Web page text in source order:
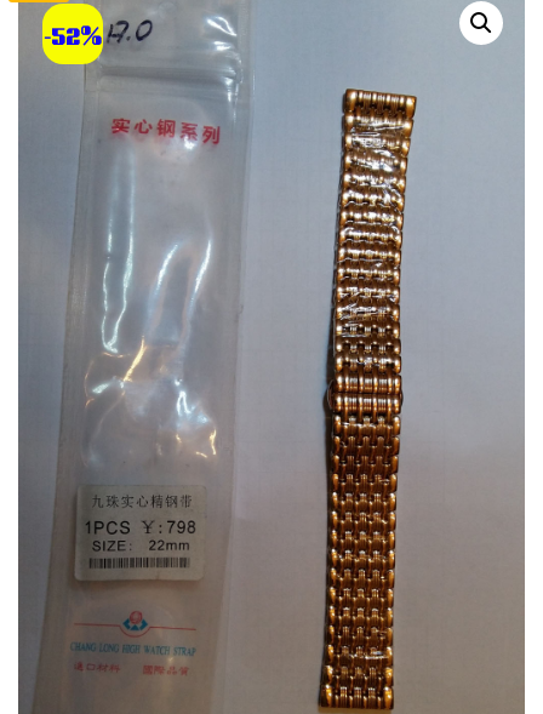
-52%